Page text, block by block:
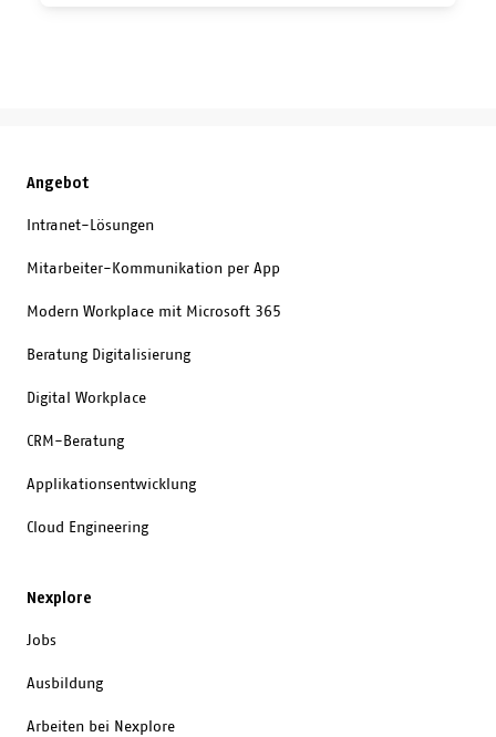
Position im Geschäftsleben als zentrales
Angebot
Intranet-Lösungen
Mitarbeiter-Kommunikation per App
Modern Workplace mit Microsoft 365
Beratung Digitalisierung
Digital Workplace
CRM-Beratung
Applikationsentwicklung
Cloud Engineering
Nexplore
Jobs
Ausbildung
Arbeiten bei Nexplore